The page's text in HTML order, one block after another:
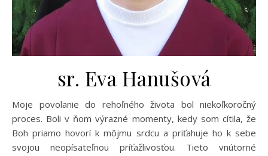
sr. Eva Hanušová
Moje povolanie do rehoľného života bol niekoľkoročný
proces. Boli v ňom výrazné momenty, kedy som cítila, že
Boh priamo hovorí k môjmu srdcu a priťahuje ho k sebe
svojou neopísateľnou príťažlivosťou. Tieto vnútorné